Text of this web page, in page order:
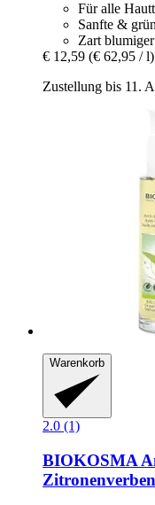
Für alle
Sanfte &
Zart
€ 12,59 (€ 62,95 / l)
Zustellung bis 11.
Warenkorb
2.0 (1)
BIOKOSMA